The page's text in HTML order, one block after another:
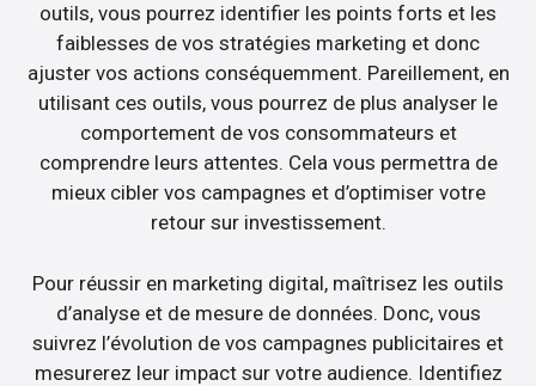
outils, vous pourrez identifier les points forts et les
faiblesses de vos stratégies marketing et donc
ajuster vos actions conséquemment. Pareillement, en
utilisant ces outils, vous pourrez de plus analyser le
comportement de vos consommateurs et
comprendre leurs attentes. Cela vous permettra de
mieux cibler vos campagnes et d’optimiser votre
retour sur investissement.
Pour réussir en marketing digital, maîtrisez les outils
d’analyse et de mesure de données. Donc, vous
suivrez l’évolution de vos campagnes publicitaires et
mesurerez leur impact sur votre audience. Identifiez